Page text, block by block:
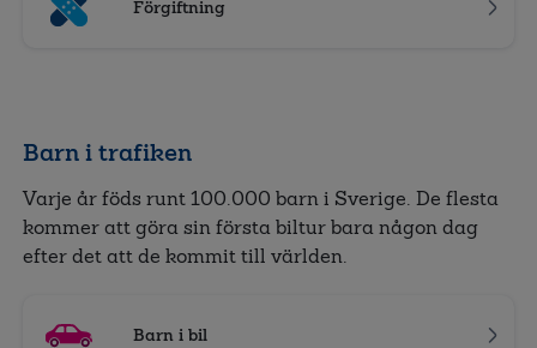
Förgiftning
Barn i trafiken
Varje år föds runt 100.000 barn i Sverige. De flesta
kommer att göra sin första biltur bara någon dag
efter det att de kommit till världen.
Barn i bil